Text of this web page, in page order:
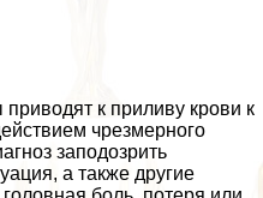
к приливу крови к
чрезмерного
заподозрить
а также другие